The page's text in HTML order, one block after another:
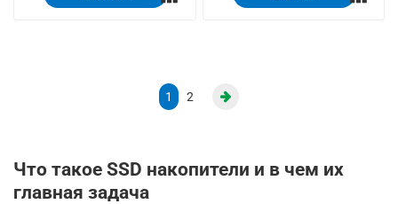
1 2
Что такое SSD накопители и в чем их
главная задача